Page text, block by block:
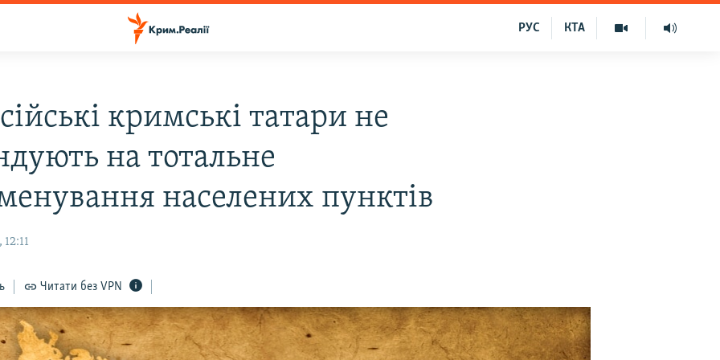
КТА
РУС
кримські татари не
на тотальне
населених пунктів
Читати без VPN